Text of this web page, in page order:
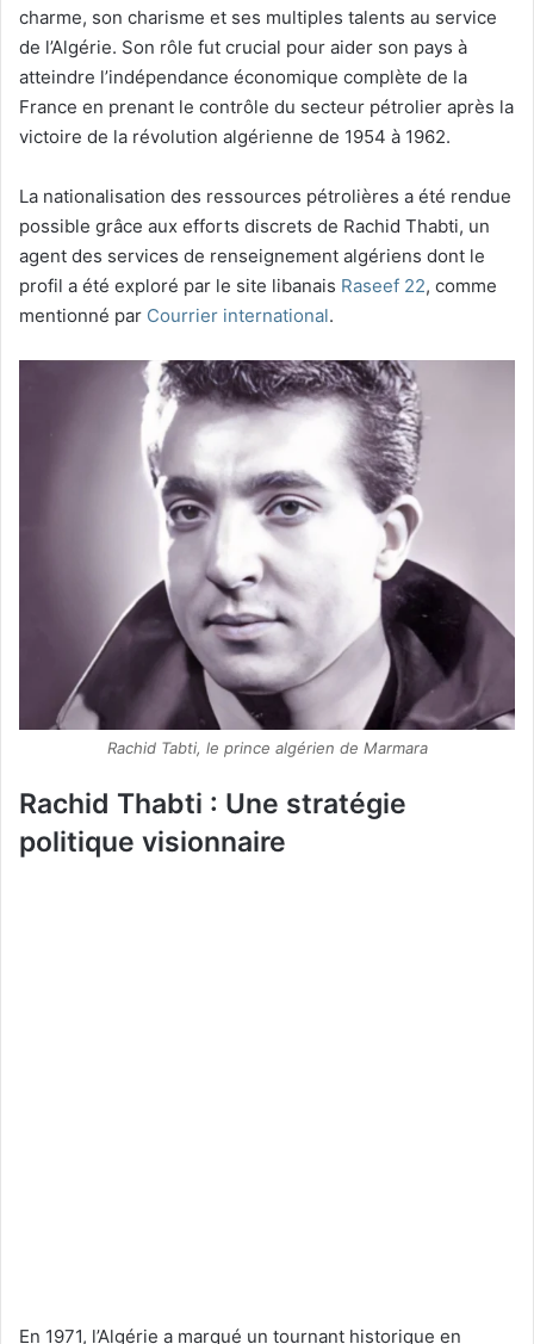
charme, son charisme et ses multiples talents au service
de l’Algérie. Son rôle fut crucial pour aider son pays à
atteindre l’indépendance économique complète de la
France en prenant le contrôle du secteur pétrolier après la
victoire de la révolution algérienne de 1954 à 1962.
La nationalisation des ressources pétrolières a été rendue
possible grâce aux efforts discrets de Rachid Thabti, un
agent des services de renseignement algériens dont le
profil a été exploré par le site libanais Raseef 22, comme
mentionné par Courrier international.
Rachid Tabti, le prince algérien de Marmara
Rachid Thabti : Une stratégie
politique visionnaire
En 1971, l’Algérie a marqué un tournant historique en